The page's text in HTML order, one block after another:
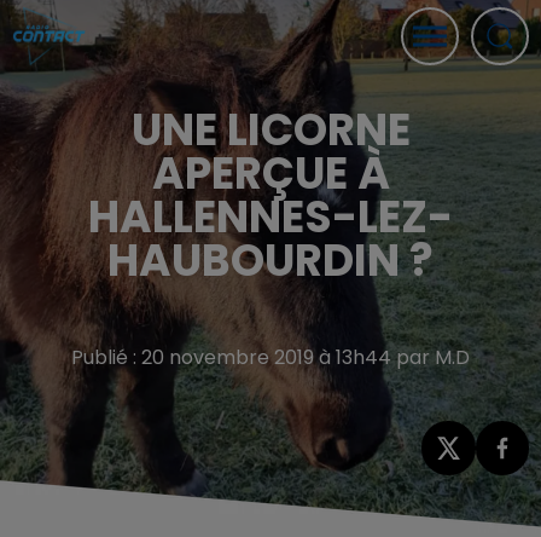
UNE LICORNE
APERÇUE À
HALLENNES-LEZ-
HAUBOURDIN ?
Publié : 20 novembre 2019 à 13h44 par M.D